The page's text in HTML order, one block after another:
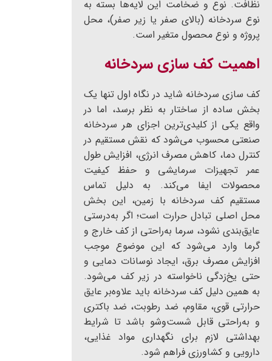
نظافت. نوع و ضخامت این لایه‌ها بسته به
نوع سردخانه (بالای صفر یا زیر صفر)، محل
پروژه و نوع محصول متغیر است.
اهمیت کف سازی سردخانه
کف سازی سردخانه شاید در نگاه اول تنها یک
بخش ساده از ساختار به نظر برسد، اما در
واقع یکی از کلیدی‌ترین اجزای هر سردخانه
صنعتی محسوب می‌شود که نقش مستقیم در
کنترل دما، کاهش مصرف انرژی، افزایش طول
عمر تجهیزات سرمایشی و حفظ کیفیت
محصولات ایفا می‌کند. به دلیل تماس
مستقیم کف سردخانه با زمین، این بخش
محل اصلی تبادل حرارت است؛ اگر به‌درستی
عایق‌بندی نشود، سرما به‌راحتی از کف خارج و
گرما وارد می‌شود که این موضوع موجب
افزایش مصرف برق، ایجاد نوسانات دمایی و
حتی یخ‌زدگی ناخواسته در زیر کف می‌شود.
به همین دلیل کف سردخانه باید علاوه‌بر عایق
حرارتی قوی، مقاوم، ضد رطوبت، ضد باکتری
و به‌راحتی قابل شست‌وشو باشد تا شرایط
بهداشتی لازم برای نگهداری مواد غذایی،
دارویی و کشاورزی فراهم شود.